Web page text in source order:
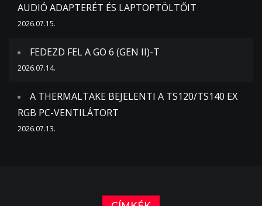
AUDIÓ ADAPTERÉT ÉS LAPTOPTÖLTŐIT
2026.07.15.
FEDEZD FEL A GO 6 (GEN II)-T
2026.07.14.
A THERMALTAKE BEJELENTI A TS120/TS140 EX
RGB PC-VENTILÁTORT
2026.07.13.